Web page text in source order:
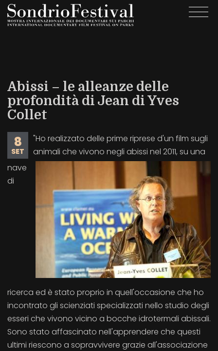
Salta
Abissi – le alleanze delle
profondità di Jean di Yves
Collet
8
SET
"Ho realizzato delle prime riprese d'un film sugli
animali che vivono negli abissi nel 2011, su una
nave
di
ricerca ed è stato proprio in quell'occasione che ho
incontrato gli scienziati specializzati nello studio degli
esseri che vivono vicino a bocche idrotermali abissali.
Sono stato affascinato nell'apprendere che questi
ultimi riescono a sopravvivere grazie all'associazione